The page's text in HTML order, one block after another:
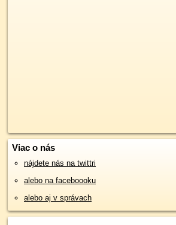
Viac o nás
nájdete nás na twittri
alebo na faceboooku
alebo aj v správach